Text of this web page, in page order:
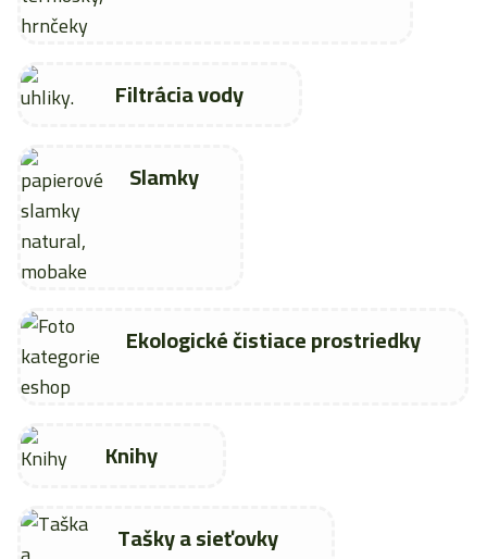
Filtrácia vody
Slamky
Ekologické čistiace prostriedky
Knihy
Tašky a sieťovky